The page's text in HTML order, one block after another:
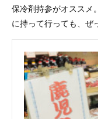
保冷剤持参がオススメ
に持って行っても、ぜ